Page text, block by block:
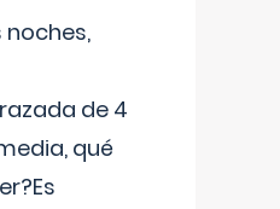
noches,
de 4
qué